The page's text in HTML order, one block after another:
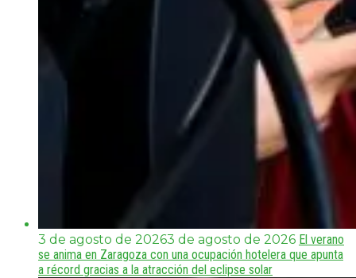
3 de agosto de 20263 de agosto de 2026 El verano
se anima en Zaragoza con una ocupación hotelera que apunta
a récord gracias a la atracción del eclipse solar